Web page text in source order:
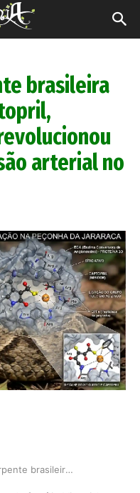
brasileira
arterial no
Peçonha de serpente brasileira deu origem ao Ca…